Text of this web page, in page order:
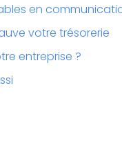
en
votre trésorerie
entreprise ?